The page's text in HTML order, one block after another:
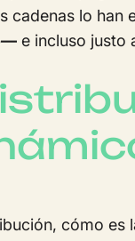
cadenas lo han
e incluso justo
cómo es